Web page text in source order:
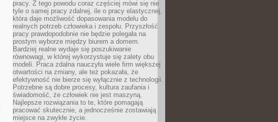
pracy. Z tego powodu coraz częściej mówi się nie
tyle o samej pracy zdalnej, ile o pracy elastycznej,
która daje możliwość dopasowania modelu do
realnych potrzeb człowieka i zespołu. Przyszłość
pracy prawdopodobnie nie będzie polegała na
prostym wyborze między biurem a domem.
Bardziej realne wydaje się poszukiwanie
równowagi, w której wykorzystuje się zalety obu
modeli. Praca zdalna nauczyła wiele firm większej
otwartości na zmiany, ale też pokazała, że
efektywność nie bierze się wyłącznie z technologii.
Potrzebne są dobre procesy, kultura zaufania i
świadomość, że człowiek nie jest maszyną.
Najlepsze rozwiązania to te, które pomagają
pracować skutecznie, a jednocześnie zostawiają
miejsce na zwykłe życie.